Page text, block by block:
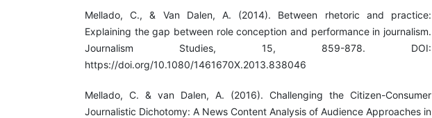
Mellado, C., & Van Dalen, A. (2014). Between rhetoric and practice:
Explaining the gap between role conception and performance in journalism.
Journalism Studies, 15, 859-878. DOI:
https://doi.org/10.1080/1461670X.2013.838046
Mellado, C. & van Dalen, A. (2016). Challenging the Citizen-Consumer
Journalistic Dichotomy: A News Content Analysis of Audience Approaches in